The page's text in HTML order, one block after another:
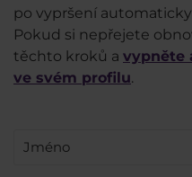
po vypršení
Pokud si nepřejete
těchto kroků a vypněte
ve svém profilu.